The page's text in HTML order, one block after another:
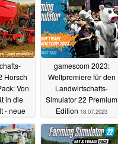
Horsch
Von
in die
- neue
Karte
gamescom 2023:
Weltpremiere für den
Landwirtschafts-
Simulator 22 Premium
Edition 18.07.2023